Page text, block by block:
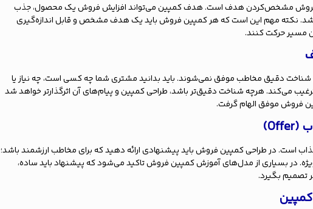
فروش مشخص‌کردن هدف است. هدف کمپین می‌تواند افزایش فروش یک محصول، جذب
نکته مهم این است که هر کمپین فروش باید یک هدف مشخص و قابل اندازه‌گیری
مسیر حرکت کنند.
دقیق مخاطب موفق نمی‌شوند. باید بدانید مشتری شما چه کسی است، چه نیاز یا
می‌کند. هرچه شناخت دقیق‌تر باشد، طراحی کمپین و پیام‌های آن اثرگذارتر خواهد شد
فروش موفق الهام گرفت.
(
Offer
)
است. در طراحی کمپین فروش باید پیشنهادی ارائه دهید که برای مخاطب ارزشمند باشد؛
در بسیاری از مدل‌های آموزش کمپین فروش تاکید می‌شود که پیشنهاد باید ساده،
تصمیم بگیرد.